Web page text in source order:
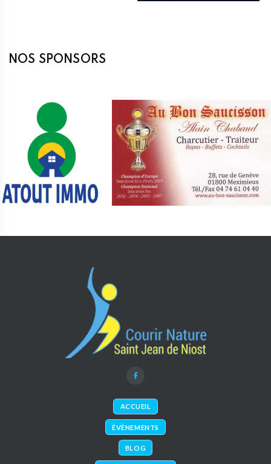
NOS SPONSORS
ACCUEIL
ÉVÈNEMENTS
BLOG